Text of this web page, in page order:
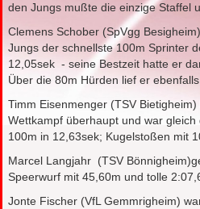
den Jungs mußte die einzige Staffel
Clemens Schober (SpVgg
Jungs der schnellste 100m Sprinter
12,05sek - seine Bestzeit hatte er
Über die 80m Hürden lief er
Timm Eisenmenger (TSV
Wettkampf überhaupt und war
100m in 12,63sek; Kugelstoßen mit
Marcel Langjahr (TSV
Speerwurf mit 45,60m und tolle
Jonte Fischer (VfL Gemmrigheim)